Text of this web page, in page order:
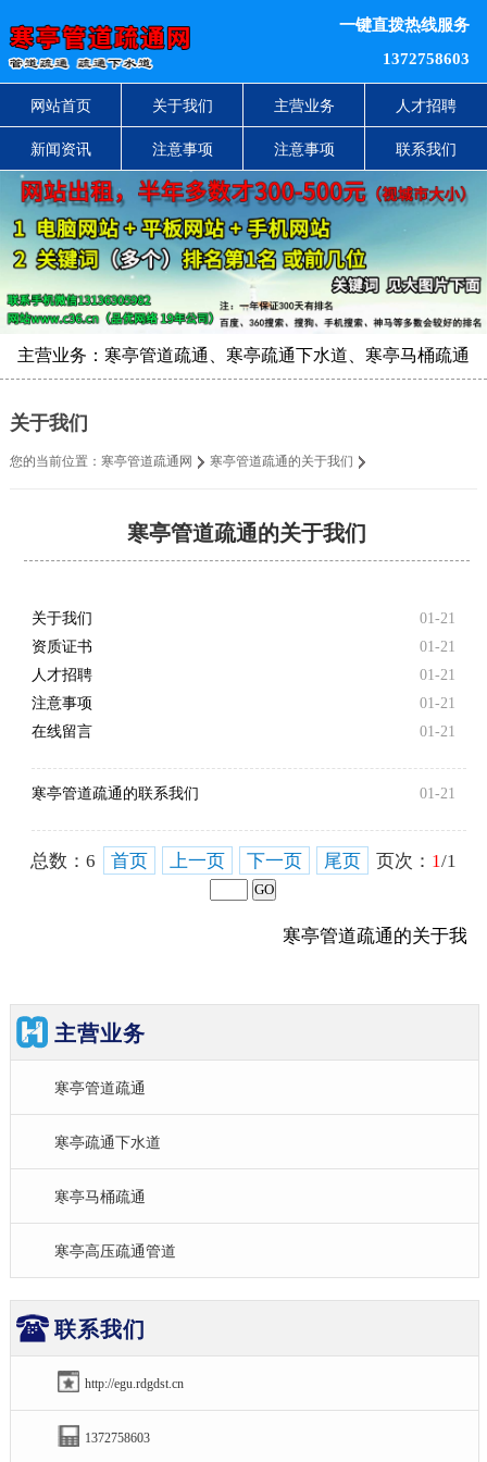
一键直拨热线服务
1372758603
网站首页 关于我们 主营业务 人才招聘
新闻资讯 注意事项 注意事项 联系我们
主营业务：寒亭管道疏通、寒亭疏通下水道、寒亭马桶疏通
关于我们
您的当前位置： 寒亭管道疏通网 寒亭管道疏通的关于我们
寒亭管道疏通的关于我们
01-21
关于我们
01-21
资质证书
01-21
人才招聘
01-21
注意事项
01-21
在线留言
01-21
寒亭管道疏通的联系我们
总数： 6 首页 上一页 下一页 尾页 页次： 1/1
寒亭管道疏通的关于我
主营业务
寒亭管道疏通
寒亭疏通下水道
寒亭马桶疏通
寒亭高压疏通管道
联系我们
http://egu.rdgdst.cn
1372758603